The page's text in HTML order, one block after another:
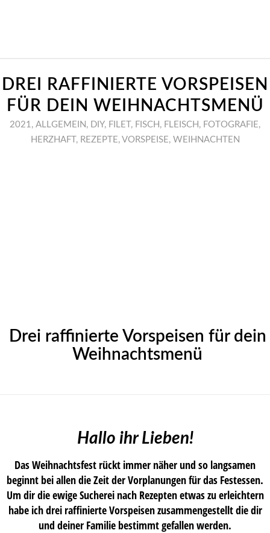
DREI RAFFINIERTE VORSPEISEN
FÜR DEIN WEIHNACHTSMENÜ
2021, ALLGEMEIN , DIY, FILET , FISCH , FLEISCH , FOTOGRAFIE,
HERZHAFT , REZEPTE, VORSPEISE, WEIHNACHTEN
Drei raffinierte Vorspeisen für dein
Weihnachtsmenü
Hallo ihr Lieben!
Das Weihnachtsfest rückt immer näher und so langsamen
beginnt bei allen die Zeit der Vorplanungen für das Festessen.
Um dir die ewige Sucherei nach Rezepten etwas zu erleichtern
habe ich drei raffinierte Vorspeisen zusammengestellt die dir
und deiner Familie bestimmt gefallen werden.